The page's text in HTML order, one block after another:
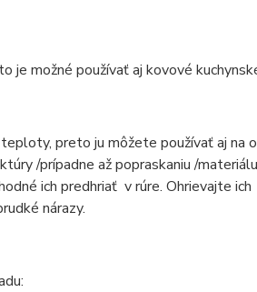
je možné používať aj kovové
preto ju môžete používať aj na
/prípadne až popraskaniu /
ich predhriať v rúre. Ohrievajte
nárazy.